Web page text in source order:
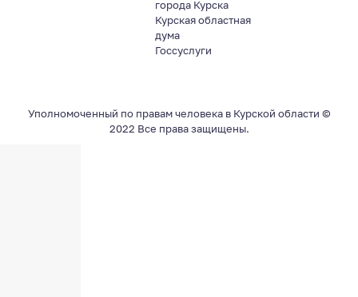
города Курска
Курская областная
дума
Госсуслуги
Уполномоченный по правам человека в Курской области ©
2022 Все права защищены.